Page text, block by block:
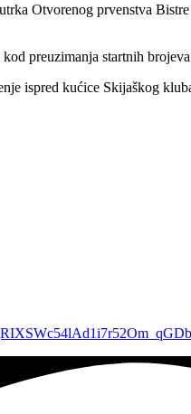
Otvorenog prvenstva
preuzimanja startnih brojeva
ispred kućice Skijaškog